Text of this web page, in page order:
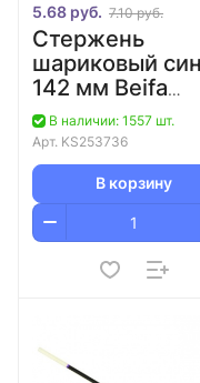
5.68 руб. 7.10 руб.
Стержень
шариковый
142 мм Beifa
AA134-BL/144
В наличии: 1557 шт.
Арт. KS253736
В корзину